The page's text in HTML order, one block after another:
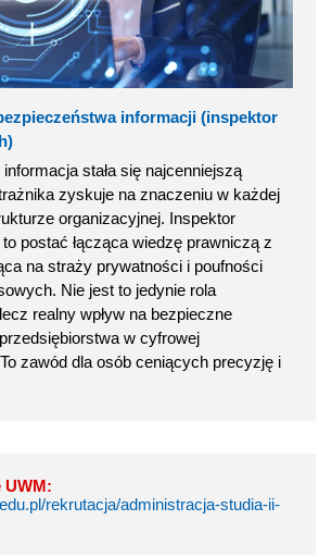
informacji (inspektor
stała się najcenniejszą
zyskuje na znaczeniu w każdej
organizacyjnej. Inspektor
postać łącząca wiedzę prawniczą z
na straży prywatności i poufności
Nie jest to jedynie rola
realny wpływ na bezpieczne
w cyfrowej
zawód dla osób ceniących precyzję i
UWM:
rekrutacja/administracja-studia-ii-